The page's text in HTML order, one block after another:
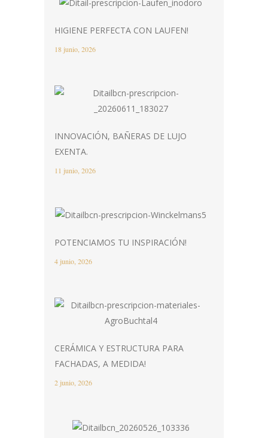
HIGIENE PERFECTA CON LAUFEN!
18 junio, 2026
INNOVACIÓN, BAÑERAS DE LUJO
EXENTA.
11 junio, 2026
POTENCIAMOS TU INSPIRACIÓN!
4 junio, 2026
CERÁMICA Y ESTRUCTURA PARA
FACHADAS, A MEDIDA!
2 junio, 2026